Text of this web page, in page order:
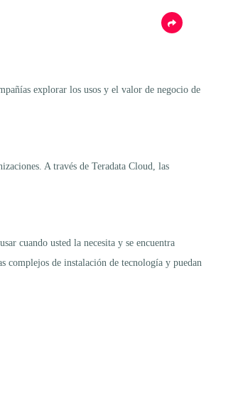
explorar los usos y el valor de negocio de
A través de Teradata Cloud, las
cuando usted la necesita y se encuentra
complejos de instalación de tecnología y puedan